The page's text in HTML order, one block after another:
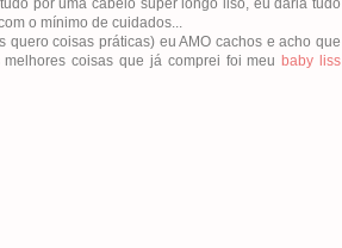
por uma cabelo super longo liso, eu daria tudo
o mínimo de cuidados...
coisas práticas) eu AMO cachos e acho que
coisas que já comprei foi meu baby liss